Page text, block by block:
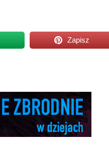
Zapisz